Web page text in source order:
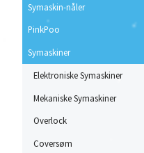
Symaskin-nåler
PinkPoo
Symaskiner
Elektroniske Symaskiner
Mekaniske Symaskiner
Overlock
Coversøm